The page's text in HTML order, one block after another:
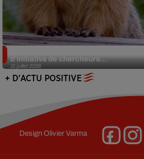
31 juillet 2026
d’initiative de chercheurs...
+ D'ACTU POSITIVE
DesignOlivier Varma